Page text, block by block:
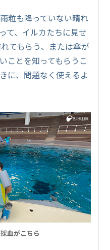
粒も降っていない晴れ
て、イルカたちに見せ
てもらう、または傘が
ことを知ってもらうこ
に、問題なく使えるよ
血がこちら